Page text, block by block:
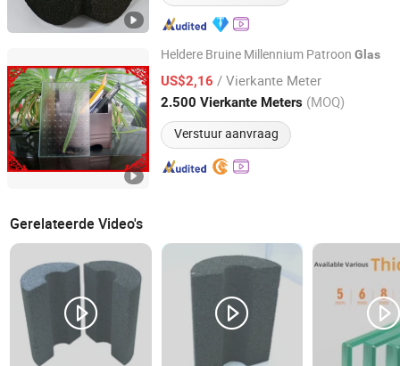
Heldere Bruine Millennium Patroon Glas
US$2,16 / Vierkante Meter
2.500 Vierkante Meters (MOQ)
Verstuur aanvraag
XINGTAI SHINEWAY CORPORATION CO., LTD.
Hebei, China Sinds 2020
Gerelateerde Video's